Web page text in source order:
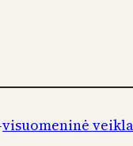
visuomeninė veikla